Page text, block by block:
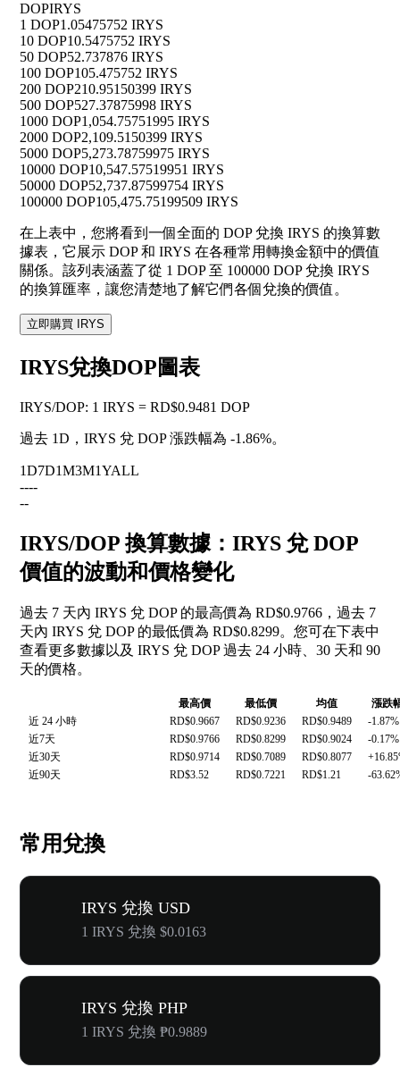
DOPIRYS
1 DOP1.05475752 IRYS
10 DOP10.5475752 IRYS
50 DOP52.737876 IRYS
100 DOP105.475752 IRYS
200 DOP210.95150399 IRYS
500 DOP527.37875998 IRYS
1000 DOP1,054.75751995 IRYS
2000 DOP2,109.5150399 IRYS
5000 DOP5,273.78759975 IRYS
10000 DOP10,547.57519951 IRYS
50000 DOP52,737.87599754 IRYS
100000 DOP105,475.75199509 IRYS
在上表中，您將看到一個全面的 DOP 兌換 IRYS 的換算數
據表，它展示 DOP 和 IRYS 在各種常用轉換金額中的價值
關係。該列表涵蓋了從 1 DOP 至 100000 DOP 兌換 IRYS
的換算匯率，讓您清楚地了解它們各個兌換的價值。
立即購買 IRYS
IRYS兌換DOP圖表
IRYS/DOP: 1 IRYS = RD$0.9481 DOP
過去 1D，IRYS 兌 DOP 漲跌幅為 -1.86%。
1D7D1M3M1YALL
----
--
IRYS/DOP 換算數據：IRYS 兌 DOP
價值的波動和價格變化
過去 7 天內 IRYS 兌 DOP 的最高價為 RD$0.9766，過去 7
天內 IRYS 兌 DOP 的最低價為 RD$0.8299。您可在下表中
查看更多數據以及 IRYS 兌 DOP 過去 24 小時、30 天和 90
天的價格。
最高價 最低價 均值
漲跌
近 24 小時
RD$0.9667 RD$0.9236 RD$0.9489
-1.87%
近7天
RD$0.9766 RD$0.8299 RD$0.9024
-0.17%
近30天
RD$0.9714 RD$0.7089 RD$0.8077
近90天
RD$3.52 RD$0.7221 RD$1.21 -
常用兌換
IRYS 兌換 USD
1 IRYS 兌換 $0.0163
IRYS 兌換 PHP
1 IRYS 兌換 ₱0.9889